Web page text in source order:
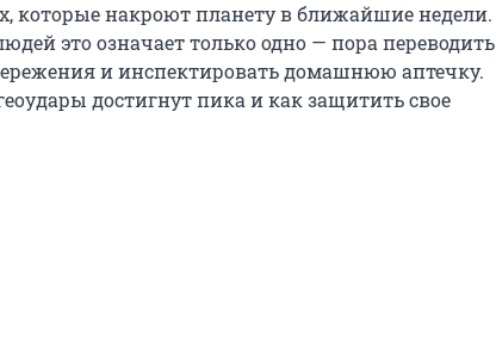
которые накроют планету в ближайшие недели.
это означает только одно — пора переводить
и инспектировать домашнюю аптечку.
достигнут пика и как защитить свое